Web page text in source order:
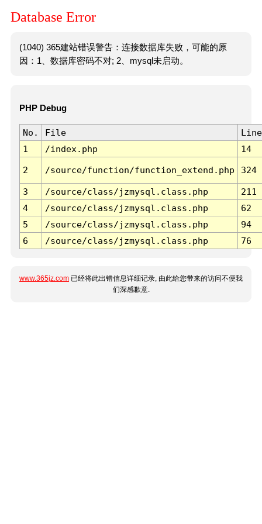
Database Error
(1040) 365建站错误警告：连接数据库失败，可能的原
因：1、数据库密码不对; 2、mysql未启动。
PHP Debug
No. File
Line
1
/index.php 14
2 /source/function/function_extend.php 324
3 /source/class/jzmysql.class.php
211
4
/source/class/jzmysql.class.php
62
5
/source/class/jzmysql.class.php
94
6
/source/class/jzmysql.class.php 76
www.365jz.com 已经将此出错信息详细记录, 由此给您带来的访问不便我
们深感歉意.